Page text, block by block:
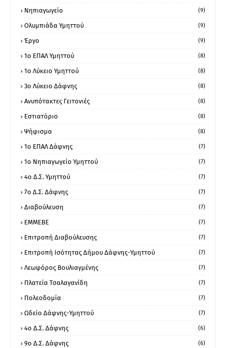
Νηπιαγωγείο (9)
Ολυμπιάδα Υμηττού (9)
Έργο (9)
1o ΕΠΑΛ Υμηττού (8)
1ο Λύκειο Υμηττού (8)
3ο Λύκειο Δάφνης (8)
Ανυπότακτες Γειτονιές (8)
Εστιατόριο (8)
Ψήφισμα (8)
1ο ΕΠΑΛ Δάφνης (7)
1ο Νηπιαγωγείο Υμηττού (7)
4ο Δ.Σ. Υμηττού (7)
7ο Δ.Σ. Δάφνης (7)
Διαβούλευση (7)
ΕΜΜΕΒΕ (7)
Επιτροπή Διαβούλευσης (7)
Επιτροπή Ισότητας Δήμου Δάφνης-Υμηττού (7)
Λεωφόρος Βουλιαγμένης (7)
Πλατεία Τσαλαγανίδη (7)
Πολεοδομία (7)
Ωδείο Δάφνης-Υμηττού (7)
4ο Δ.Σ. Δάφνης (6)
9ο Δ.Σ. Δάφνης (6)